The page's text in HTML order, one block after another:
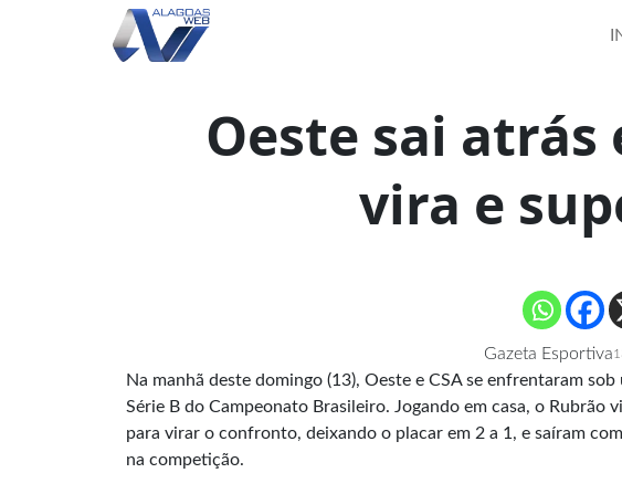
Oeste sai atrás
vira e
Gazeta Esportiva
Na manhã deste domingo (13), Oeste e CSA se enfrentaram
Série B do Campeonato Brasileiro. Jogando em casa, o
para virar o confronto, deixando o placar em 2 a 1, e saíram
na competição.